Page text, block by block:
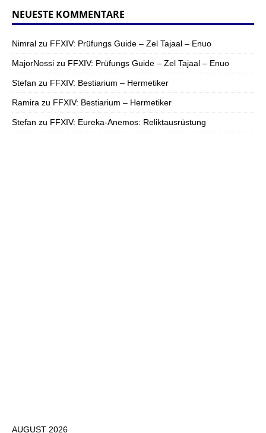
NEUESTE KOMMENTARE
Nimral zu FFXIV: Prüfungs Guide – Zel Tajaal – Enuo
MajorNossi zu FFXIV: Prüfungs Guide – Zel Tajaal – Enuo
Stefan zu FFXIV: Bestiarium – Hermetiker
Ramira zu FFXIV: Bestiarium – Hermetiker
Stefan zu FFXIV: Eureka-Anemos: Reliktausrüstung
AUGUST 2026